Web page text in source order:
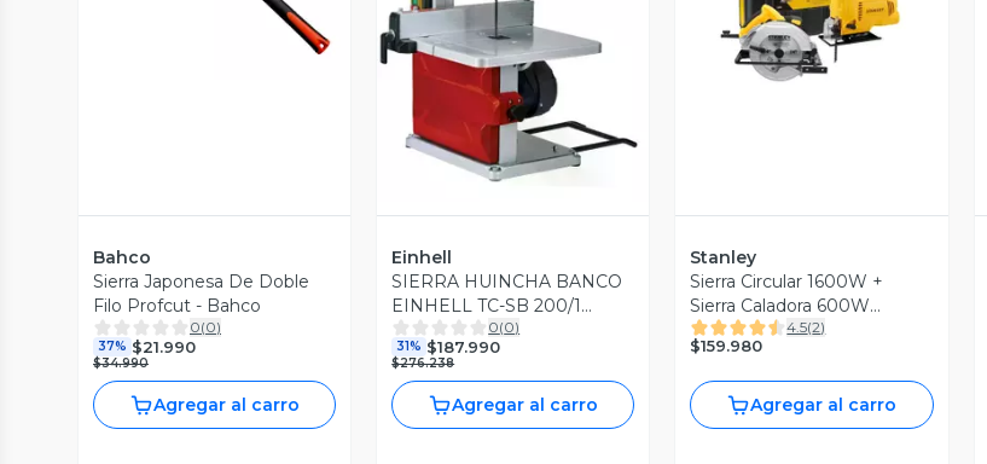
Bahco
Sierra Japonesa De Doble
Filo Profcut - Bahco
0(0)
37% $21.990
$34.990
Agregar al carro
Vista Previa
Einhell
SIERRA HUINCHA BANCO
EINHELL TC-SB 200/1
250W
0(0)
31% $187.990
$276.238
Agregar al carro
Vista Previa
Stanley
Sierra Circular 1600W +
Sierra Caladora 600W
STANLEY
4.5(2)
$159.980
Agregar al carro